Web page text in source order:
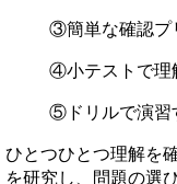
③簡単な確認プ
④小テストで理
⑤ドリルで演習
ひとつひとつ理解を
を研究し、問題の選